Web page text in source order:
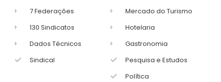
7 Federações
130 Sindicatos
Dados Técnicos
Sindical
Mercado do Turismo
Hotelaria
Gastronomia
Pesquisa e Estudos
Política